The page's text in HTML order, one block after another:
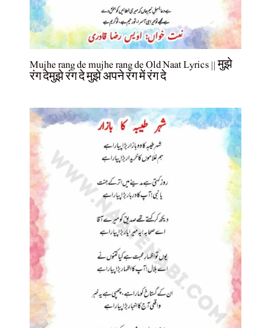
Mujhe rang de mujhe rang de Old Naat Lyrics || मुझे
रंग देमुझे रंग दे मुझे अपने रंग में रंग दे